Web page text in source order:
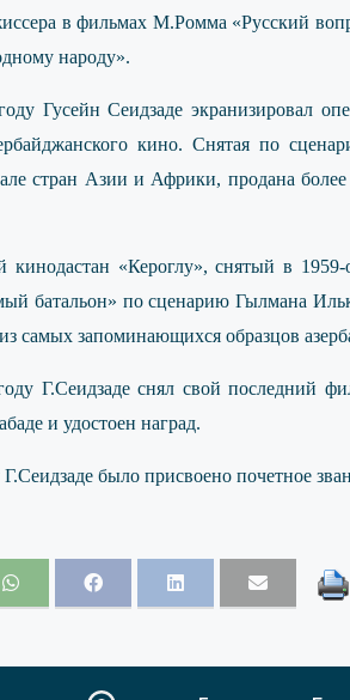
в фильмах М.Ромма «Русский
народу».
Гусейн Сеидзаде экранизировал
кино. Снятая по
стран Азии и Африки, продана
кинодастан «Кероглу», снятый в
батальон» по сценарию Гылмана
самых запоминающихся образцов
Г.Сеидзаде снял свой последний
и удостоен наград.
было присвоено почетное